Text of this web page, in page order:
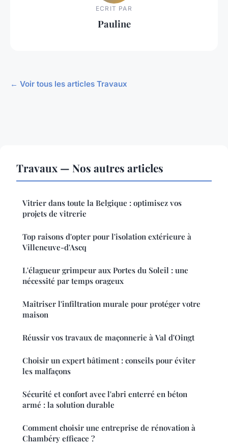
ECRIT PAR
Pauline
← Voir tous les articles Travaux
Travaux — Nos autres articles
Vitrier dans toute la Belgique : optimisez vos
projets de vitrerie
Top raisons d'opter pour l'isolation extérieure à
Villeneuve-d'Ascq
L'élagueur grimpeur aux Portes du Soleil : une
nécessité par temps orageux
Maîtriser l'infiltration murale pour protéger votre
maison
Réussir vos travaux de maçonnerie à Val d'Oingt
Choisir un expert bâtiment : conseils pour éviter
les malfaçons
Sécurité et confort avec l'abri enterré en béton
armé : la solution durable
Comment choisir une entreprise de rénovation à
Chambéry efficace ?